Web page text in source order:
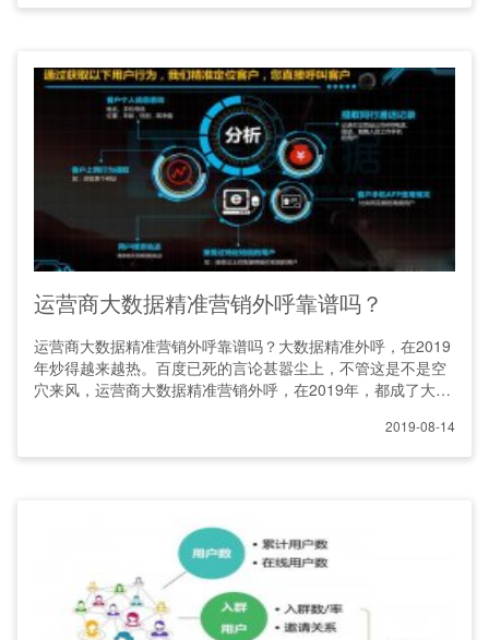
运营商大数据精准营销外呼靠谱吗？
运营商大数据精准营销外呼靠谱吗？大数据精准外呼，在2019
年炒得越来越热。百度已死的言论甚嚣尘上，不管这是不是空
穴来风，运营商大数据精准营销外呼，在2019年，都成了大众
2019-08-14